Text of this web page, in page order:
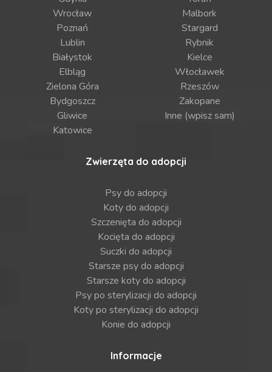
Wrocław
Poznań
Lublin
Białystok
Elbląg
Zielona Góra
Bydgoszcz
Gliwice
Katowice
Malbork
Stargard
Rybnik
Kielce
Włocławek
Rzeszów
Zakopane
Inne (wpisz sam)
Zwierzęta do adopcji
Psy do adopcji
Koty do adopcji
Szczenięta do adopcji
Kocięta do adopcji
Suczki do adopcji
Starsze psy do adopcji
Starsze koty do adopcji
Psy po sterylizacji do adopcji
Koty po sterylizacji do adopcji
Konie do adopcji
Informacje